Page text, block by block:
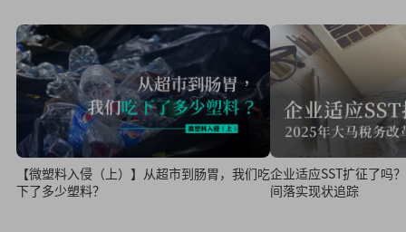
【微塑料入侵（上）】从超市到肠胃，我们吃
下了多少塑料？
企业适应SST扩征了吗？ 2025年税务改革
间落实现状追踪